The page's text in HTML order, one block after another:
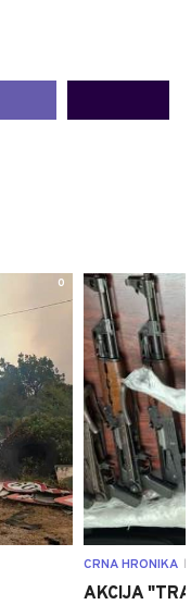
0
CRNA HRONIKA
AKCIJA